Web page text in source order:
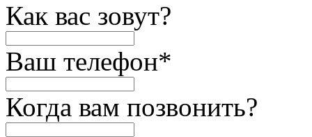
Как вас зовут?
Ваш телефон*
Когда вам позвонить?